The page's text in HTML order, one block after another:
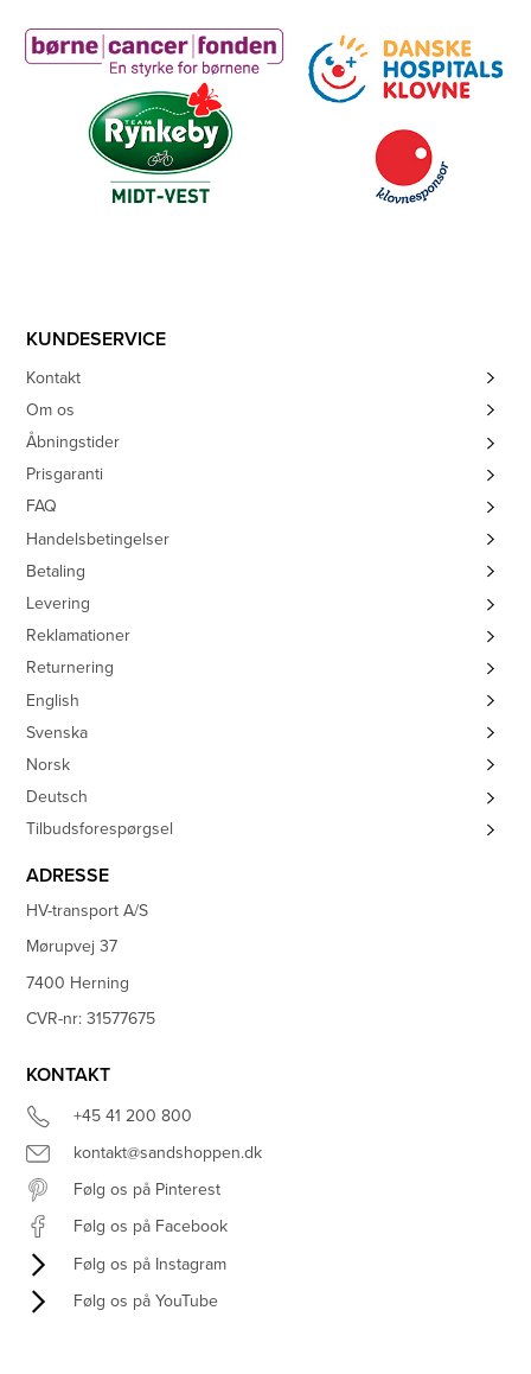
KUNDESERVICE
Kontakt
Om os
Åbningstider
Prisgaranti
FAQ
Handelsbetingelser
Betaling
Levering
Reklamationer
Returnering
English
Svenska
Norsk
Deutsch
Tilbudsforespørgsel
ADRESSE
HV-transport A/S
Mørupvej 37
7400 Herning
CVR-nr: 31577675
KONTAKT
+45 41 200 800
kontakt@sandshoppen.dk
Følg os på Pinterest
Følg os på Facebook
Følg os på Instagram
Følg os på YouTube